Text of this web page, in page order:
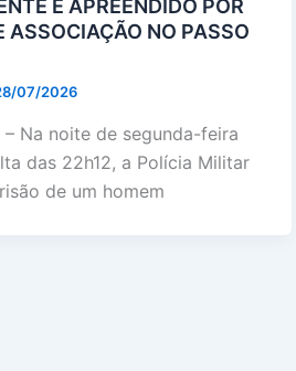
É APREENDIDO POR
ASSOCIAÇÃO NO PASSO
07/2026
– Na noite de segunda-feira
das 22h12, a Polícia Militar
de um homem